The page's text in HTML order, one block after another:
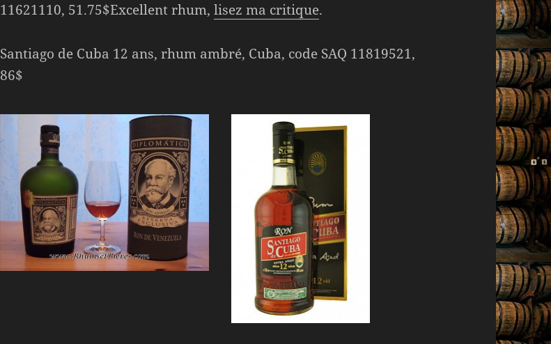
11621110, 51.75$Excellent rhum,lisez ma critique.
Santiago de Cuba 12 ans, rhum ambré, Cuba, code SAQ 11819521,
86$